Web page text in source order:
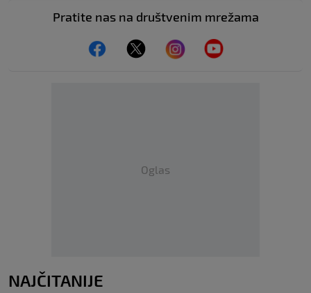
Pratite nas na društvenim mrežama
Oglas
NAJČITANIJE